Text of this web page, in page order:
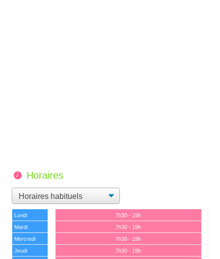
Horaires
Lundi
7h30 - 19h
Mardi
7h30 - 19h
Mercredi
7h30 - 19h
Jeudi
7h30 - 19h